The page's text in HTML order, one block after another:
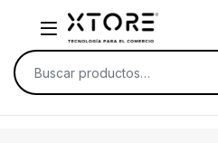
Skip to navigation
Skip to content
Buscar por: